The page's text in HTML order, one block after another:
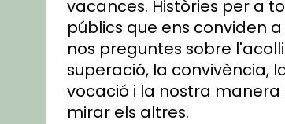
vacances. Històries per a
públics que ens conviden
nos preguntes sobre
superació, la convivència,
vocació i la nostra manera
mirar els altres.